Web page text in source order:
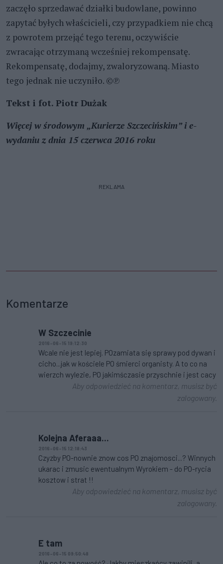
zaczęło sprzedawać działki budowlane, powinno
zapytać byłych właścicieli, czy przypadkiem nie chcą
z powrotem przejąć tego terenu, oczywiście
zwracając otrzymaną wcześniej rekompensatę.
Rekompensatę, dodajmy, zwaloryzowaną. Miasto
tego jednak nie uczyniło. ©℗
Tekst i fot. Piotr Dużak
Więcej w środowym „Kurierze Szczecińskim” i e-
wydaniu z dnia 15 czerwca 2016 roku
REKLAMA
Komentarze
W Szczecinie
2016-06-15 19:12:30
Wcale nie jest lepiej. POzamiata się sprawy pod dywan i
cicho...jak w kościele PO śmierci organisty. A to co na
wierzch wylezie, PO jakimśczasie przyschnie i jest cacy
Aby odpowiedzieć na komentarz, musisz być
zalogowany.
Kolejna Aferaaa...
2016-06-15 12:18:43
Czyzby PO-nownie znow cos PO znajomosci...? Winnych
ukarac i zmusic ewentualnym Wyrokiem - do PO-rycia
kosztow i strat !!
Aby odpowiedzieć na komentarz, musisz być
zalogowany.
E tam
2016-06-15 09:50:48